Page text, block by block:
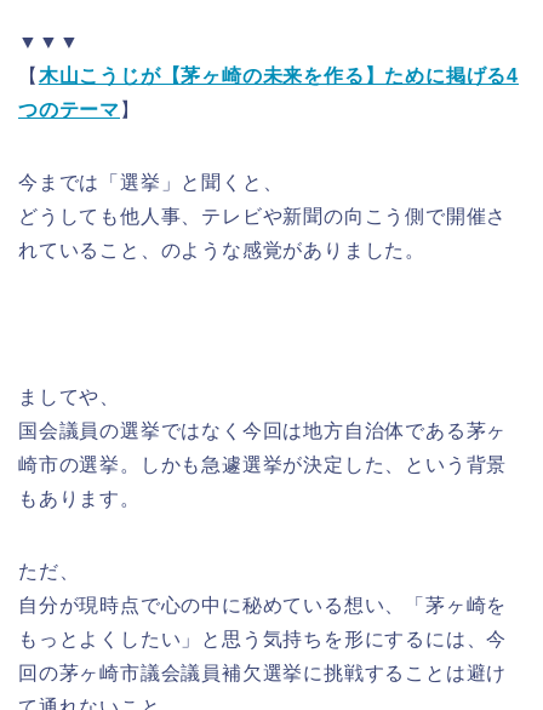
▼▼▼
【 木山こうじが【茅ヶ崎の未来を作る】ために掲げる4
つのテーマ 】
今までは「選挙」と聞くと、
どうしても他人事、テレビや新聞の向こう側で開催さ
れていること、のような感覚がありました。
ましてや、
国会議員の選挙ではなく今回は地方自治体である茅ヶ
崎市の選挙。しかも急遽選挙が決定した、という背景
もあります。
ただ、
自分が現時点で心の中に秘めている想い、「茅ヶ崎を
もっとよくしたい」と思う気持ちを形にするには、今
回の茅ヶ崎市議会議員補欠選挙に挑戦することは避け